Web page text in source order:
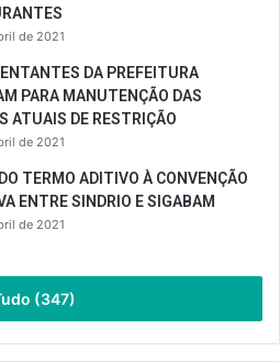
de 2021
DA PREFEITURA
PARA MANUTENÇÃO DAS
ATUAIS DE RESTRIÇÃO
de 2021
TERMO ADITIVO À CONVENÇÃO
ENTRE SINDRIO E SIGABAM
de 2021
(347)